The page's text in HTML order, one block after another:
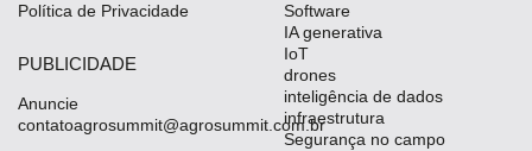
Política de Privacidade
PUBLICIDADE
Anuncie
contatoagrosummit@agrosummit.com.br
Software
IA generativa
IoT
drones
inteligência de dados
infraestrutura
Segurança no campo